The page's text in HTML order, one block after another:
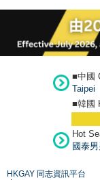
■中國
Taipei
■韓國
Hot
國泰
HKGAY 同志資訊平台